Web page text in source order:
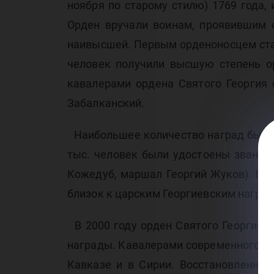
ноября по старому стилю) 1769
Орден вручали воинам, проявившим
наивысшей. Первым орденоносцем
человек получили высшую степень
кавалерами ордена Святого
Забалканский.
Наибольшее количество наград
тыс. человек были удостоены
Кожедуб, маршал Георгий Жуков). В
близок к царским Георгиевским
В 2000 году орден Святого Георгия
награды. Кавалерами современного
Кавказе и в Сирии.